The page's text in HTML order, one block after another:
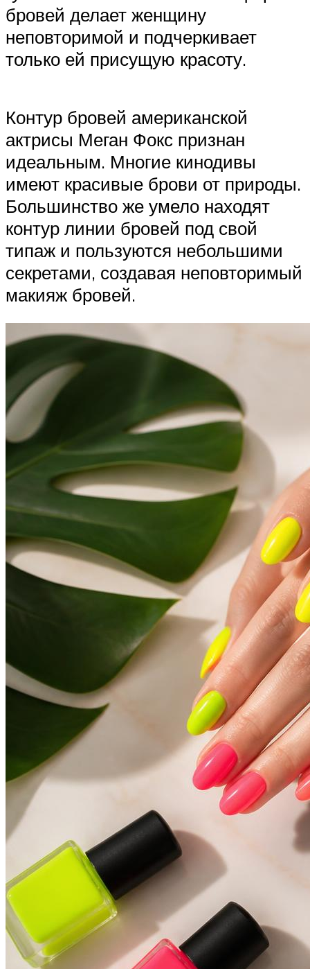
бровей делает женщину
неповторимой и подчеркивает
только ей присущую красоту.
Контур бровей американской
актрисы Меган Фокс признан
идеальным. Многие кинодивы
имеют красивые брови от природы.
Большинство же умело находят
контур линии бровей под свой
типаж и пользуются небольшими
секретами, создавая неповторимый
макияж бровей.